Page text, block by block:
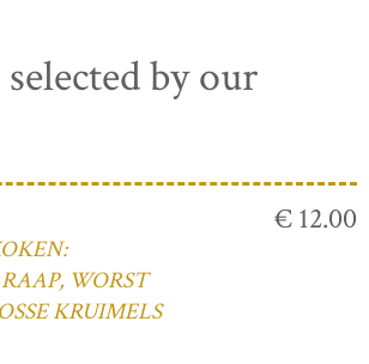
by our
WORST
KRUIMELS
€ 12.00